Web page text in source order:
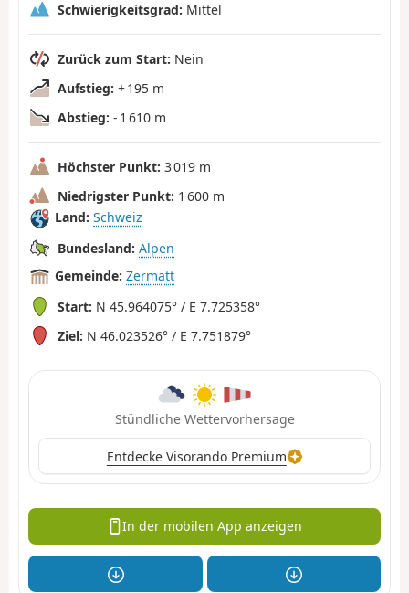
Schwierigkeitsgrad: Mittel
Zurück zum Start: Nein
Aufstieg: + 195 m
Abstieg: - 1 610 m
Höchster Punkt: 3 019 m
Niedrigster Punkt: 1 600 m
Land: Schweiz
Bundesland: Alpen
Gemeinde: Zermatt
Start: N 45.964075° / E 7.725358°
Ziel: N 46.023526° / E 7.751879°
Stündliche Wettervorhersage
Entdecke Visorando Premium
In der mobilen App anzeigen